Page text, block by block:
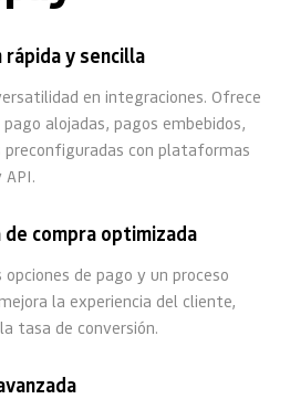
y sencilla
en integraciones. Ofrece
alojadas, pagos embebidos,
preconfiguradas con plataformas
API.
de compra optimizada
de pago y un proceso
la experiencia del cliente,
tasa de conversión.